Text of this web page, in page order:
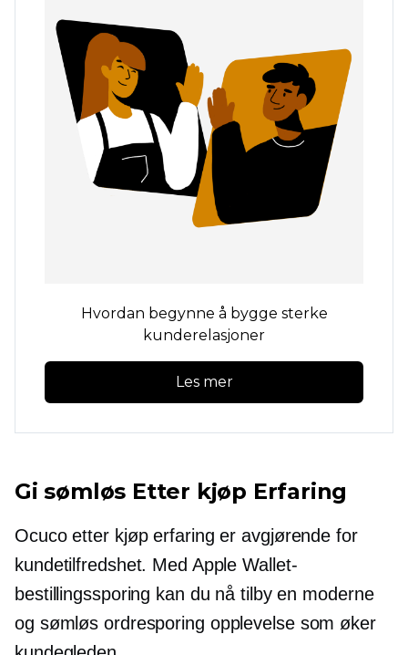
Hvordan begynne å bygge sterke
kunderelasjoner
Les mer
Gi sømløs Etter kjøp Erfaring
Ocucoetter kjøperfaring er avgjørende for
kundetilfredshet. Med Apple Wallet-
bestillingssporing kan du nå tilby en moderne
og sømløsordresporing opplevelse som øker